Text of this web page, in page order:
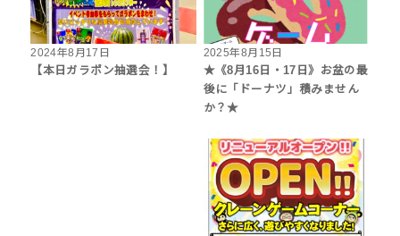
2024年8月17日
【本日ガラポン抽選会！】
2025年8月15日
★《8月16日・17日》お盆の最
後に「ドーナツ」積みません
か？★